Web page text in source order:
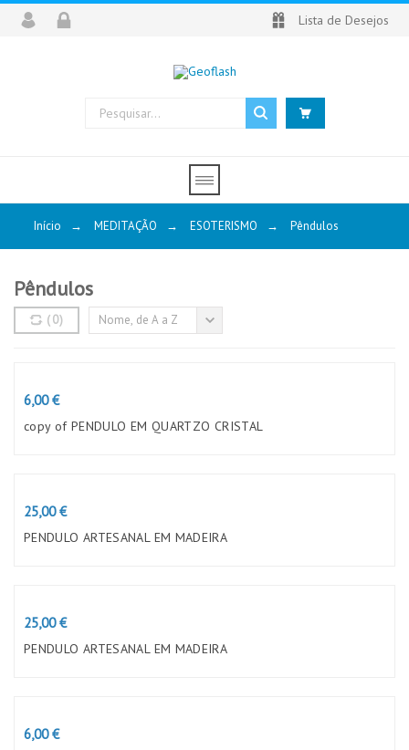
Lista de Desejos
Início → MEDITAÇÃO → ESOTERISMO → Pêndulos
Pêndulos
(0) Nome, de A a Z
Preço
6,00 €
copy of PENDULO EM QUARTZO CRISTAL
Preço
25,00 €
PENDULO ARTESANAL EM MADEIRA
Preço
25,00 €
PENDULO ARTESANAL EM MADEIRA
Preço
6,00 €